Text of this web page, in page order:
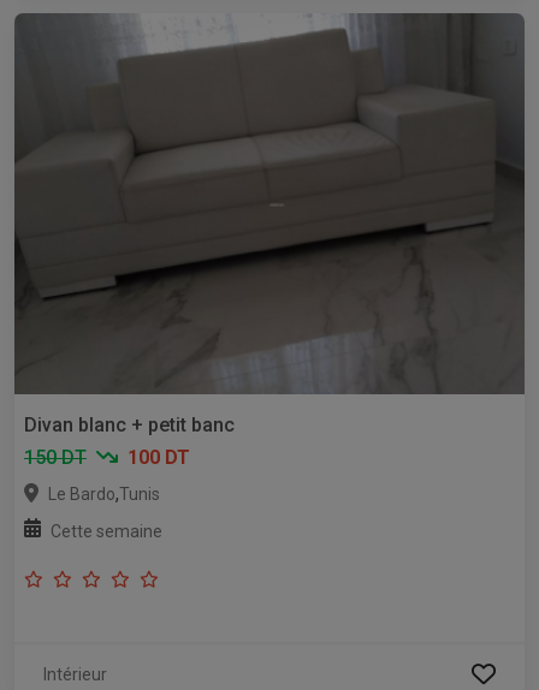
Divan blanc + petit banc
150 DT
100 DT
Le Bardo,Tunis
Cette semaine
Intérieur